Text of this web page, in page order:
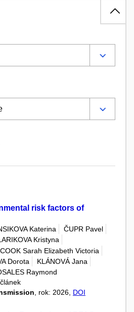
risk factors of
Katerina
ČUPR Pavel
Kristyna
COOK Sarah Elizabeth Victoria
Dorota
KLÁNOVÁ Jana
Raymond
, rok: 2026, DOI